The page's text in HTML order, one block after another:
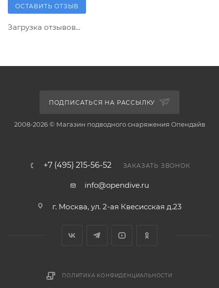
ОСТАВИТЬ ОТЗЫВ
Загрузка отзывов...
ПОДПИСАТЬСЯ НА РАССЫЛКУ
2008-2026 © Магазин подводного снаряжения Опендайв
+7 (495) 215-56-52 ЗАКАЗАТЬ ЗВОНОК
info@opendive.ru
г. Москва, ул. 2-ая Квесисская д.23
ПОЛИТИКА КОНФИДЕНЦИАЛЬНОСТИ